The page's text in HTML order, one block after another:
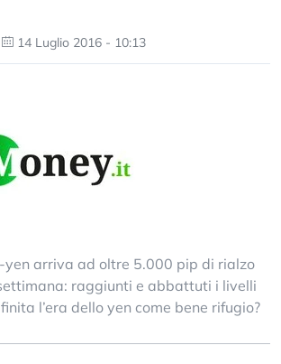
14 Luglio 2016 - 10:13
yen arriva ad oltre 5.000 pip di rialzo
raggiunti e abbattuti i livelli
l’era dello yen come bene rifugio?